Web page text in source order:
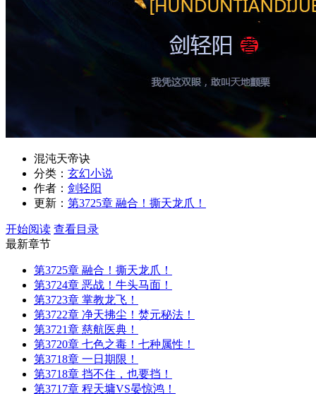
混沌天帝诀
分类： 玄幻小说
作者： 剑轻阳
更新： 第3725章 融合！撕天龙爪！
开始阅读 查看目录
最新章节
第3725章 融合！撕天龙爪！
第3724章 恶战！牛头马面！
第3723章 掌教龙飞！
第3722章 净天拂尘！焚元秘法！
第3721章 慈航医典！
第3720章 七色之毒！七种属性！
第3718章 一日期限！
第3718章 挡不住，也要挡！
第3717章 程天墉VS晏惊鸿！